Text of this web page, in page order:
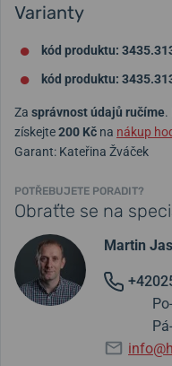
Varianty
kód produktu:
kód produktu:
Za správnost údajů ručíme.
získejte200 Kč na nákup
Garant: Kateřina Žváček
POTŘEBUJETE PORADIT?
Obraťte se na
Martin